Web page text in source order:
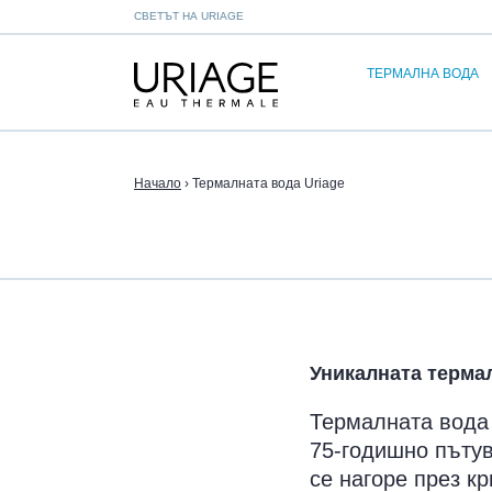
СВЕТЪТ НА URIAGE
ТЕРМАЛНА ВОДА
Начало › Термалната вода Uriage
Уникалната
Термалната
75-годишно
се нагоре през